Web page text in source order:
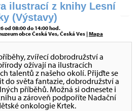
ilustrací z knihy Lesní
(Výstavy)
od 08:00 do 14:00 hod.
obce Česká Ves, Česká Ves |Mapa
zvířecí dobrodružství a
ožívají na ilustracích
talentů z našeho okolí. Přijďte se
do světa fantazie, dobrodružství a
příběhů. Možná si odnesete i
a zároveň podpoříte Nadační
onkologie Krtek.